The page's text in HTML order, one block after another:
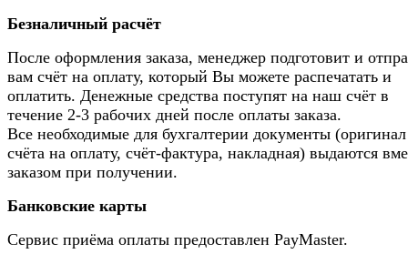
Безналичный расчёт
После оформления заказа, менеджер подготовит и
вам счёт на оплату, который Вы можете распечатать и
оплатить. Денежные средства поступят на наш счёт в
течение 2-3 рабочих дней после оплаты заказа.
Все необходимые для бухгалтерии документы (оригинал
счёта на оплату, счёт-фактура, накладная) выдаются
заказом при получении.
Банковские карты
Сервис приёма оплаты предоставлен PayMaster.